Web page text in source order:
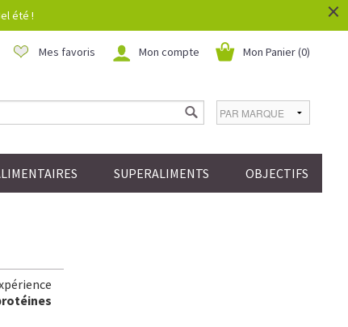
été ! ×
Mon Panier (0)
Mon compte
Mes favoris
SUPERALIMENTS OBJECTIFS